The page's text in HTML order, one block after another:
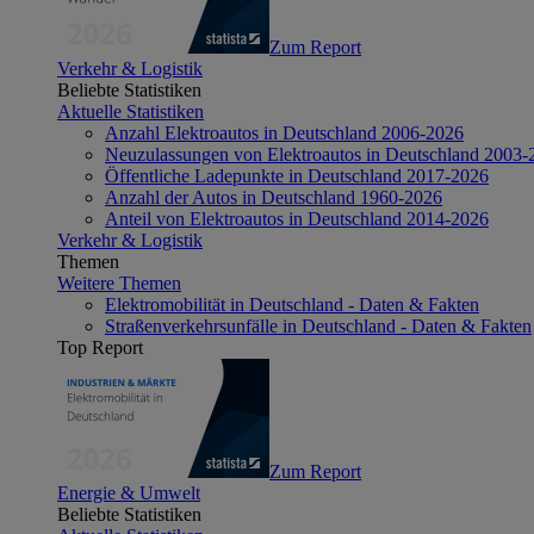
Zum Report
Verkehr & Logistik
Beliebte Statistiken
Aktuelle Statistiken
Anzahl Elektroautos in Deutschland 2006-2026
Neuzulassungen von Elektroautos in Deutschland 2003-
Öffentliche Ladepunkte in Deutschland 2017-2026
Anzahl der Autos in Deutschland 1960-2026
Anteil von Elektroautos in Deutschland 2014-2026
Verkehr & Logistik
Themen
Weitere Themen
Elektromobilität in Deutschland - Daten & Fakten
Straßenverkehrsunfälle in Deutschland - Daten & Fakten
Top Report
Zum Report
Energie & Umwelt
Beliebte Statistiken